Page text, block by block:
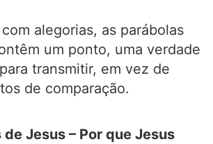
alegorias, as parábolas
um ponto, uma verdade
transmitir, em vez de
de comparação.
Jesus – Por que Jesus